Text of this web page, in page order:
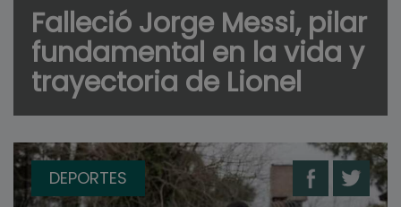
Falleció Jorge Messi, pilar
fundamental en la vida y
trayectoria de Lionel
DEPORTES